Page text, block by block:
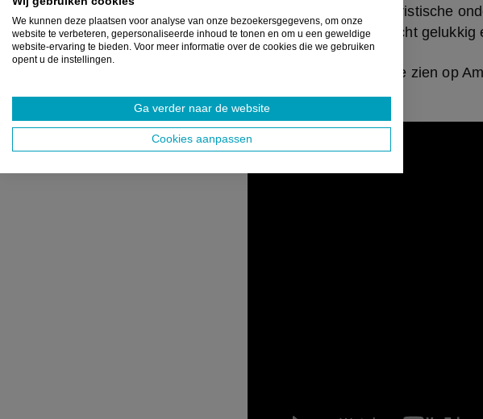
We kunnen deze plaatsen voor analyse van onze bezoekersgegevens, om onze
website te verbeteren, gepersonaliseerde inhoud te tonen en om u een geweldige
website-ervaring te bieden. Voor meer informatie over de cookies die we gebruiken
opent u de instellingen.
Ga verder naar de website
Cookies aanpassen
zo veel meer. De humoristische
die kan brengen, verzacht gelukkig
Clarkson’s Farm is nu te zien op